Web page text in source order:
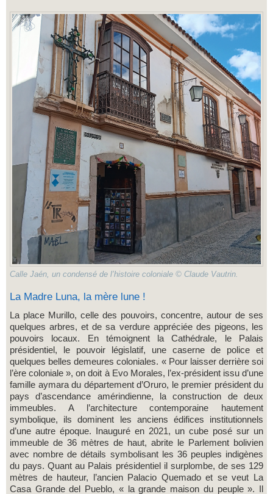
Calle Jaén, un condensé de l’histoire coloniale © Claude Vautrin.
La Madre Luna, la mère lune !
La place Murillo, celle des pouvoirs, concentre, autour de ses
quelques arbres, et de sa verdure appréciée des pigeons, les
pouvoirs locaux. En témoignent la Cathédrale, le Palais
présidentiel, le pouvoir législatif, une caserne de police et
quelques belles demeures coloniales. « Pour laisser derrière soi
l’ère coloniale », on doit à Evo Morales, l’ex-président issu d’une
famille aymara du département d’Oruro, le premier président du
pays d’ascendance amérindienne, la construction de deux
immeubles. A l’architecture contemporaine hautement
symbolique, ils dominent les anciens édifices institutionnels
d’une autre époque. Inauguré en 2021, un cube posé sur un
immeuble de 36 mètres de haut, abrite le Parlement bolivien
avec nombre de détails symbolisant les 36 peuples indigènes
du pays. Quant au Palais présidentiel il surplombe, de ses 129
mètres de hauteur, l’ancien Palacio Quemado et se veut La
Casa Grande del Pueblo, « la grande maison du peuple ». Il